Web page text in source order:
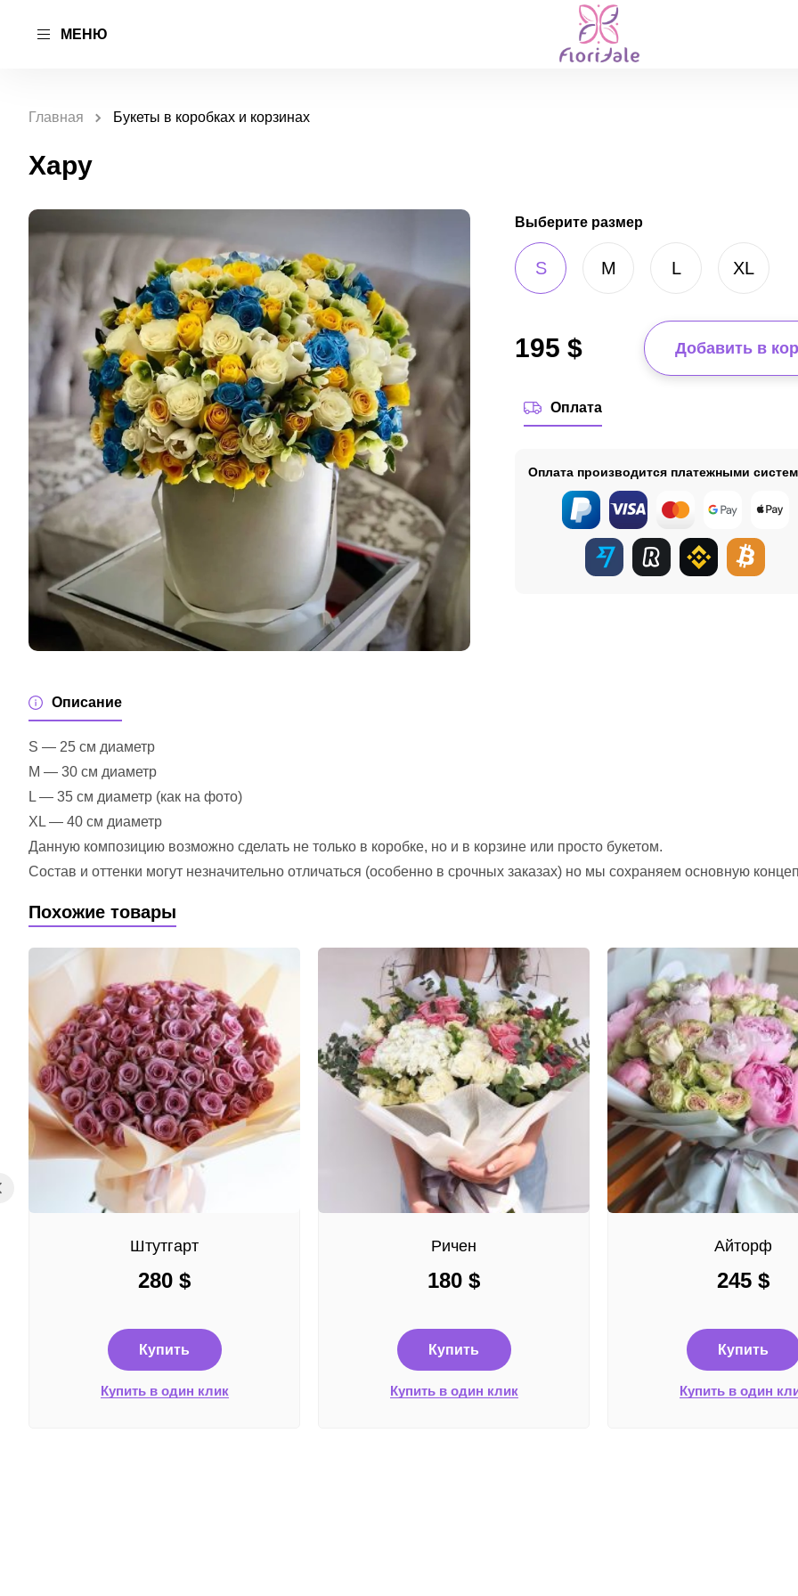
МЕНЮ
Главная Букеты в коробках и корзинах
Хару
Выберите размер
S M L XL
195 $ Добавить в
Оплата
Оплата производится платежными
Описание
S — 25 см диаметр
M — 30 см диаметр
L — 35 см диаметр (как на фото)
XL — 40 см диаметр
Данную композицию возможно сделать не только в коробке, но и в корзине или просто букетом.
Состав и оттенки могут незначительно отличаться (особенно в срочных заказах) но мы сохраняем основную
Похожие товары
Штутгарт
280 $
Купить
Купить в один клик
Ричен
180 $
Купить
Купить в один клик
Айторф
245 $
Купить
Купить в один